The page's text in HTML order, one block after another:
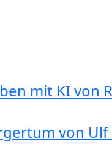
mit KI von
von Ulf